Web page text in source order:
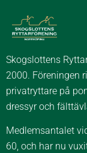
Skogslottens
2000. Föreningen
privatryttare på
dressyr och
Medlemsantalet
60, och har nu